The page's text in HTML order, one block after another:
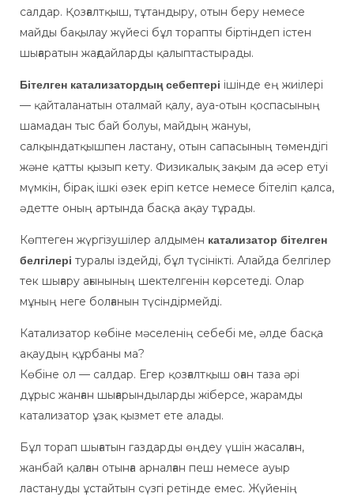
салдар. Қозғалтқыш, тұтандыру, отын беру немесе
майды бақылау жүйесі бұл торапты біртіндеп істен
шығаратын жағдайларды қалыптастырады.
Бітелген катализатордың себептері ішінде ең жиілері
— қайталанатын оталмай қалу, ауа-отын қоспасының
шамадан тыс бай болуы, майдың жануы,
салқындатқышпен ластану, отын сапасының төмендігі
және қатты қызып кету. Физикалық зақым да әсер етуі
мүмкін, бірақ ішкі өзек еріп кетсе немесе бітеліп қалса,
әдетте оның артында басқа ақау тұрады.
Көптеген жүргізушілер алдымен катализатор бітелген
белгілері туралы іздейді, бұл түсінікті. Алайда белгілер
тек шығару ағынының шектелгенін көрсетеді. Олар
мұның неге болғанын түсіндірмейді.
Катализатор көбіне мәселенің себебі ме, әлде басқа
ақаудың құрбаны ма?
Көбіне ол — салдар. Егер қозғалтқыш оған таза әрі
дұрыс жанған шығарындыларды жіберсе, жарамды
катализатор ұзақ қызмет ете алады.
Бұл торап шығатын газдарды өңдеу үшін жасалған,
жанбай қалған отынға арналған пеш немесе ауыр
ластануды ұстайтын сүзгі ретінде емес. Жүйенің